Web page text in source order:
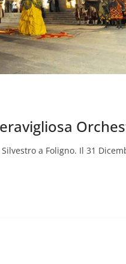
a Foligno. Il 31